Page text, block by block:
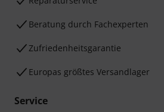
Beratung durch Fachexperten
Zufriedenheitsgarantie
Europas größtes Versandlager
Service